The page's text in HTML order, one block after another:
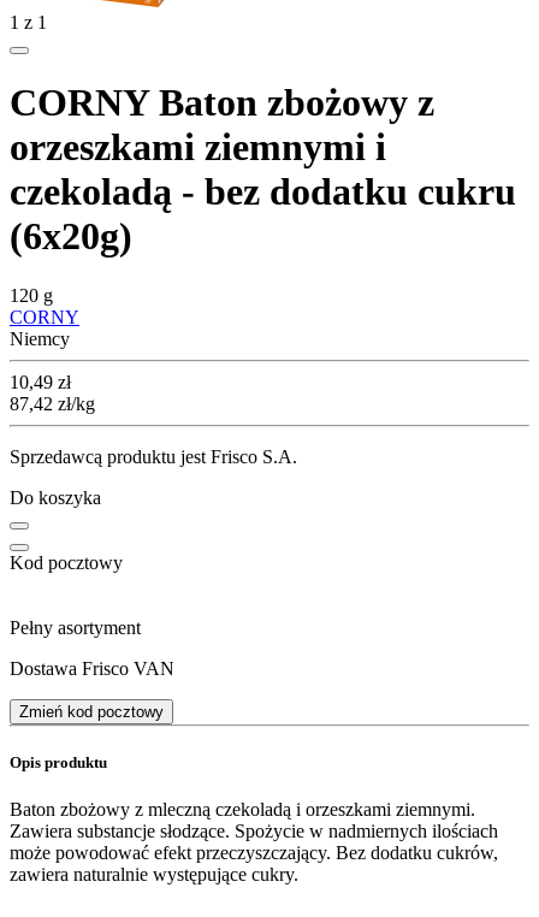
1 z 1
CORNY Baton zbożowy z
orzeszkami ziemnymi i
czekoladą - bez dodatku cukru
(6x20g)
120 g
CORNY
Niemcy
Cena
10,49 zł
87,42 zł/kg
Sprzedawcą produktu jest Frisco S.A.
Do koszyka
Kod pocztowy
Pełny asortyment
Dostawa Frisco VAN
Zmień kod pocztowy
Opis produktu
Baton zbożowy z mleczną czekoladą i orzeszkami ziemnymi.
Zawiera substancje słodzące. Spożycie w nadmiernych ilościach
może powodować efekt przeczyszczający. Bez dodatku cukrów,
zawiera naturalnie występujące cukry.